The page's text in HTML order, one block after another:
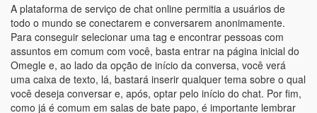
A plataforma de serviço de chat online permitia a usuários de
todo o mundo se conectarem e conversarem anonimamente.
Para conseguir selecionar uma tag e encontrar pessoas com
assuntos em comum com você, basta entrar na página inicial do
Omegle e, ao lado da opção de início da conversa, você verá
uma caixa de texto, lá, bastará inserir qualquer tema sobre o qual
você deseja conversar e, após, optar pelo início do chat. Por fim,
como já é comum em salas de bate papo, é importante lembrar